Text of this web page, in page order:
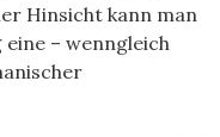
Hinsicht kann man
– wenngleich